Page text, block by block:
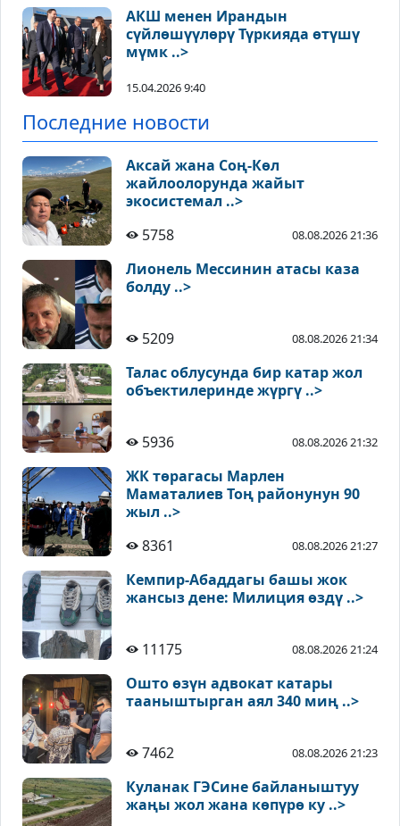
АКШ менен Ирандын
сүйлөшүүлөрү Түркияда өтүшү
мүмк ..>
15.04.2026 9:40
Последние новости
Аксай жана Соң-Көл
жайлоолорунда жайыт
экосистемал ..>
5758
08.08.2026 21:36
Лионель Мессинин атасы каза
болду ..>
5209 08.08.2026 21:34
Талас облусунда бир катар жол
объектилеринде жүргү ..>
5936 08.08.2026 21:32
ЖК төрагасы Марлен
Маматалиев Тоң районунун 90
жыл ..>
8361
08.08.2026 21:27
Кемпир-Абаддагы башы жок
жансыз дене: Милиция өздү ..>
11175 08.08.2026 21:24
Ошто өзүн адвокат катары
тааныштырган аял 340 миң ..>
7462 08.08.2026 21:23
Куланак ГЭСине байланыштуу
жаңы жол жана көпүрө ку ..>